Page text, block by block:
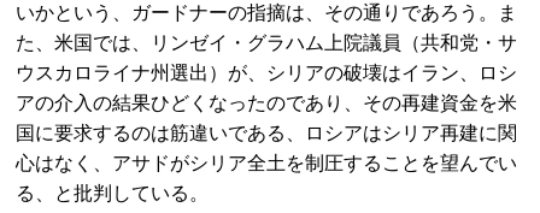
いかという、ガードナーの指摘は、その通りであろう。ま
た、米国では、リンゼイ・グラハム上院議員（共和党・サ
ウスカロライナ州選出）が、シリアの破壊はイラン、ロシ
アの介入の結果ひどくなったのであり、その再建資金を米
国に要求するのは筋違いである、ロシアはシリア再建に関
心はなく、アサドがシリア全土を制圧することを望んでい
る、と批判している。